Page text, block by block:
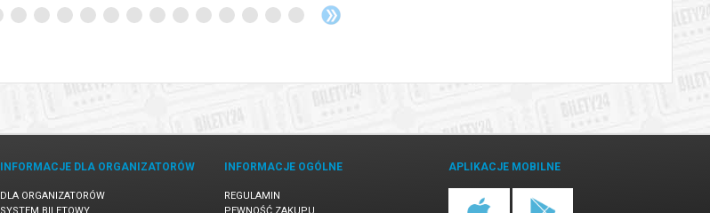
INFORMACJE DLA ORGANIZATORÓW
DLA ORGANIZATORÓW
INFORMACJE OGÓLNE
REGULAMIN
APLIKACJE MOBILNE